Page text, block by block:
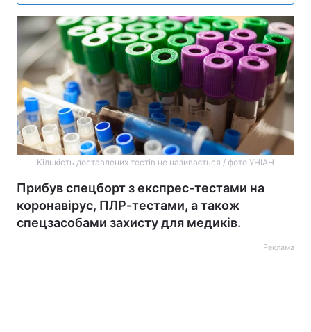
Кількість доставлених тестів не називається / фото УНІАН
Прибув спецборт з експрес-тестами на
коронавірус, ПЛР-тестами, а також
спецзасобами захисту для медиків.
Реклама